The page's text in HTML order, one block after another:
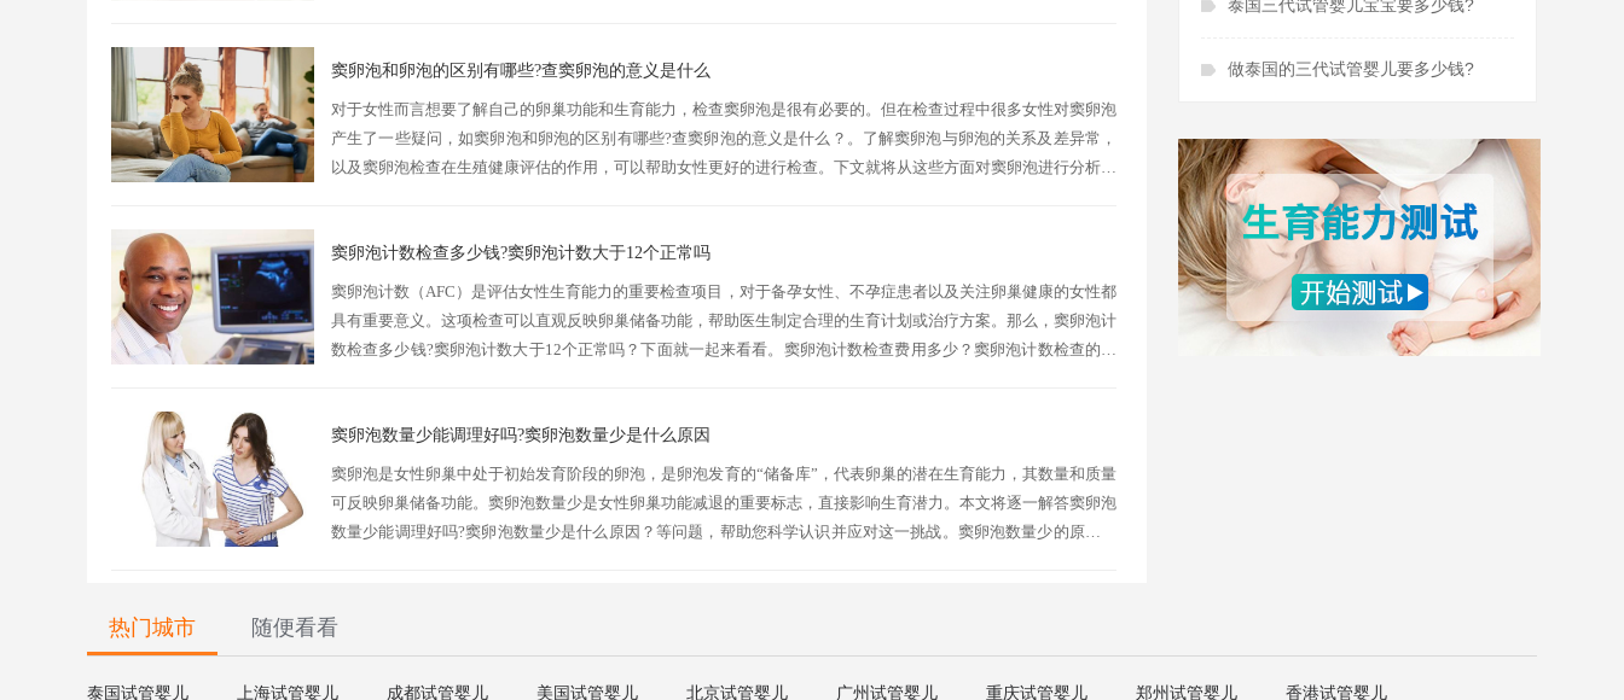
窦卵泡和卵泡的区别有哪些?查窦卵泡的意义是什么
对于女性而言想要了解自己的卵巢功能和生育能力，检查窦卵泡是很有必要的。但在检查过程中很多女性对窦卵泡
产生了一些疑问，如窦卵泡和卵泡的区别有哪些?查窦卵泡的意义是什么？。了解窦卵泡与卵泡的关系及差异常，
以及窦卵泡检查在生殖健康评估的作用，可以帮助女性更好的进行检查。下文就将从这些方面对窦卵泡进行分析。
窦卵泡计数检查多少钱?窦卵泡计数大于12个正常吗
窦卵泡计数（AFC）是评估女性生育能力的重要检查项目，对于备孕女性、不孕症患者以及关注卵巢健康的女性都
具有重要意义。这项检查可以直观反映卵巢储备功能，帮助医生制定合理的生育计划或治疗方案。那么，窦卵泡计
数检查多少钱?窦卵泡计数大于12个正常吗？下面就一起来看看。窦卵泡计数检查费用多少？窦卵泡计数检查的费
窦卵泡数量少能调理好吗?窦卵泡数量少是什么原因
窦卵泡是女性卵巢中处于初始发育阶段的卵泡，是卵泡发育的“储备库”，代表卵巢的潜在生育能力，其数量和质量
可反映卵巢储备功能。窦卵泡数量少是女性卵巢功能减退的重要标志，直接影响生育潜力。本文将逐一解答窦卵泡
数量少能调理好吗?窦卵泡数量少是什么原因？等问题，帮助您科学认识并应对这一挑战。窦卵泡数量少的原因有
泰国三代试管婴儿宝宝要多少钱?
做泰国的三代试管婴儿要多少钱?
热门城市 随便看看
泰国试管婴儿 上海试管婴儿 成都试管婴儿 美国试管婴儿 北京试管婴儿 广州试管婴儿 重庆试管婴儿 郑州试管婴儿
香港试管婴儿